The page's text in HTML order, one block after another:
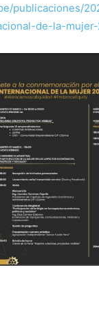
publicaciones/
de-la-